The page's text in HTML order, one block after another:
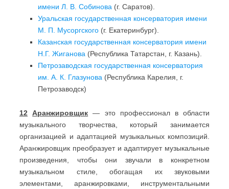
имени Л. В. Собинова (г. Саратов).
Уральская государственная консерватория имени
М. П. Мусоргского (г. Екатеринбург).
Казанская государственная консерватория имени
Н.Г. Жиганова (Республика Татарстан, г. Казань).
Петрозаводская государственная консерватория
им. А. К. Глазунова (Республика Карелия, г.
Петрозаводск)
12 Аранжировщик — это профессионал в области
музыкального творчества, который занимается
организацией и адаптацией музыкальных композиций.
Аранжировщик преобразует и адаптирует музыкальные
произведения, чтобы они звучали в конкретном
музыкальном стиле, обогащая их звуковыми
элементами, аранжировками, инструментальными